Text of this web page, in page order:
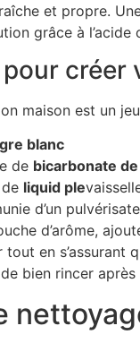
et propre.
grâce à
pour
maison est un
blanc
de bicarbonate
liquid ple
d’un
d’arôme,
en s’assurant
bien rincer